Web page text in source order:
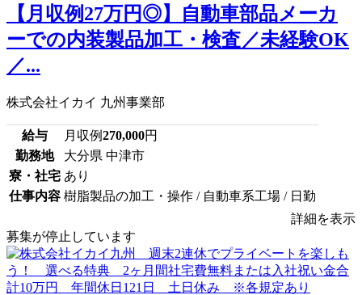
【月収例27万円◎】自動車部品メーカ
ーでの内装製品加工・検査／未経験OK
／...
株式会社イカイ 九州事業部
給与 月収例270,000円
勤務地
大分県 中津市
寮・社宅 あり
仕事内容 樹脂製品の加工・操作 / 自動車系工場 / 日勤
詳細を表示
募集が停止しています